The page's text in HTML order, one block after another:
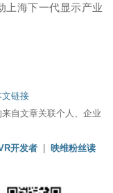
上海下一代显示产业
文链接
自文章关联个人、企业
开发者 | 映维粉丝读